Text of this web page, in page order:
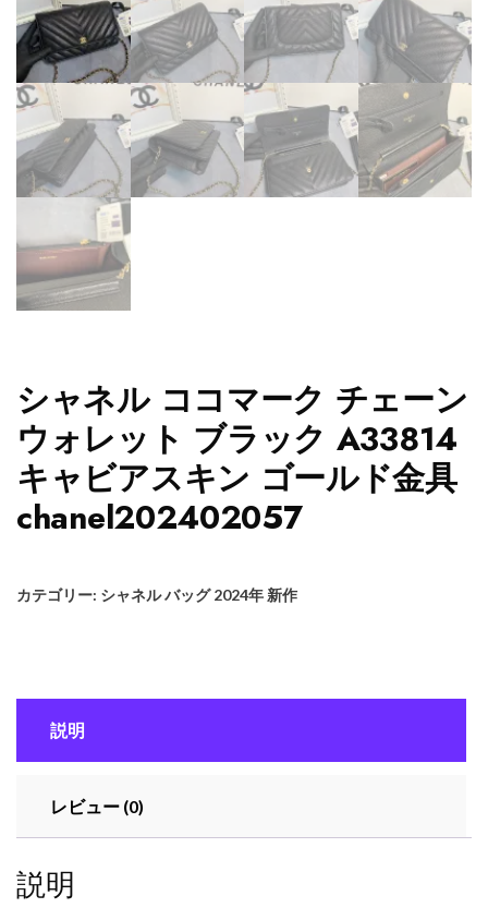
シャネル ココマーク チェーン
ウォレット ブラック A33814
キャビアスキン ゴールド金具
chanel202402057
カテゴリー: シャネル バッグ 2024年 新作
説明
レビュー (0)
説明